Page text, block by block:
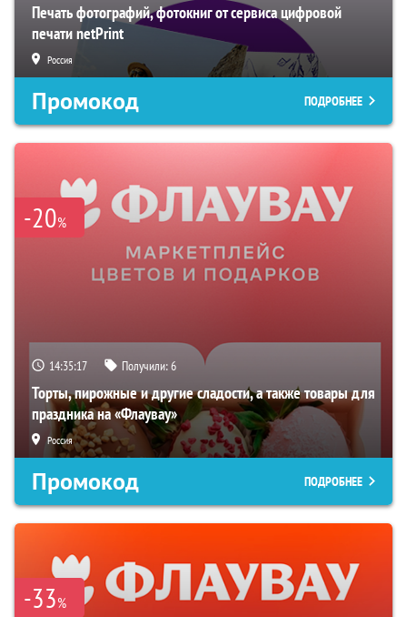
Печать фотографий, фотокниг от сервиса цифровой
печати netPrint
Россия
Промокод ПОДРОБНЕЕ
-20%
14:35:15 Получили:6
Торты, пирожные и другие сладости, а также товары для
праздника на «Флаувау»
Россия
Промокод ПОДРОБНЕЕ
-33%